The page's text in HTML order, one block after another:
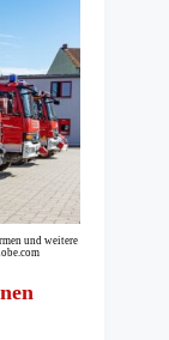
und weitere